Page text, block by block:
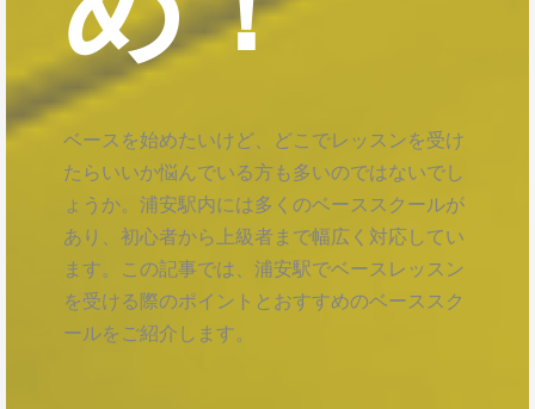
ベースを始めたいけど、どこでレッスンを受け
たらいいか悩んでいる方も多いのではないでし
ょうか。浦安駅内には多くのベーススクールが
あり、初心者から上級者まで幅広く対応してい
ます。この記事では、浦安駅でベースレッスン
を受ける際のポイントとおすすめのベーススク
ールをご紹介します。